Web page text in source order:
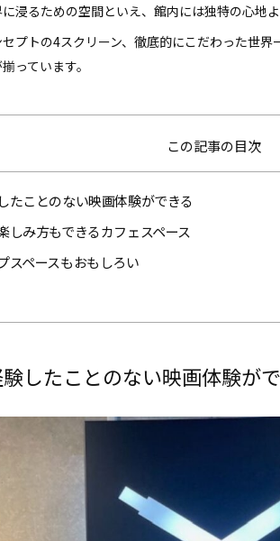
浸るための空間といえ、館内には独特の心地
プトの4スクリーン、徹底的にこだわった世
っています。
この記事の目次
たことのない映画体験ができる
しみ方もできるカフェスペース
スペースもおもしろい
したことのない映画体験が